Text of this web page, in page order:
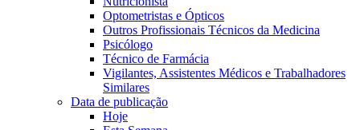
Optometristas e Ópticos
Outros Profissionais Técnicos da Medicina
Psicólogo
Técnico de Farmácia
Vigilantes, Assistentes Médicos e Trabalhadores
Similares
Data de publicação
Hoje